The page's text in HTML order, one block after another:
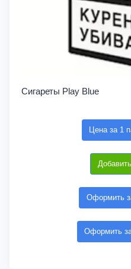
Сигареты Play Blue
Цена за 1
Оформить
Оформить